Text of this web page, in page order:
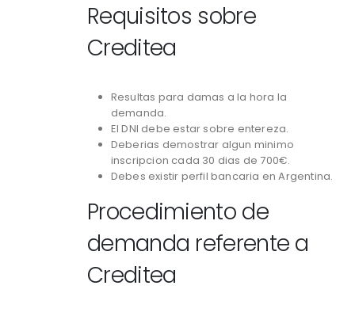
Requisitos sobre
Creditea
Resultas para damas a la hora la
demanda.
El DNI debe estar sobre entereza.
Deberias demostrar algun minimo
inscripcion cada 30 dias de 700€.
Debes existir perfil bancaria en Argentina.
Procedimiento de
demanda referente a
Creditea